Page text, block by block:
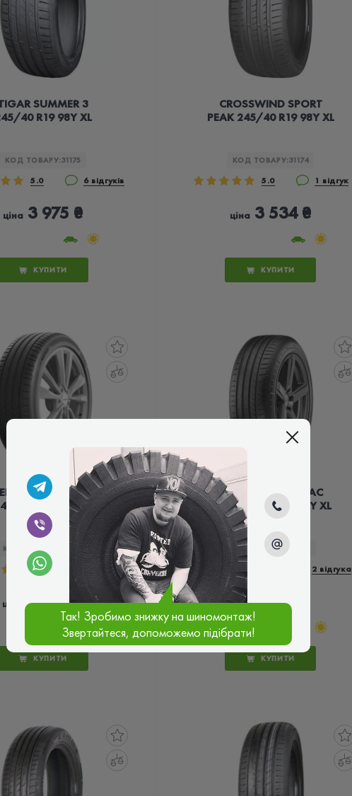
SUMMER 3
40 R19 98Y XL
КОД ТОВАРУ:31175
5.0 6 відгуків
ціна 3 975 ₴
КУПИТИ
CROSSWIND SPORT
PEAK 245/40 R19 98Y XL
КОД ТОВАРУ:31174
5.0 1 відгук
ціна 3 534 ₴
КУПИТИ
DYNAXER HP5
40 R19 98H XL
КОД ТОВАРУ: 28069
5.0 4 відгука
ціна 5 697 ₴
КУПИТИ
VREDESTEIN ULTRAC
PRO 245/40 R19 98Y XL
КОД ТОВАРУ:
2 відгука
ціна6 791 ₴
КУПИТИ
Так! Зробимо знижку на шиномонтаж!
Звертайтеся, допоможемо підібрати!